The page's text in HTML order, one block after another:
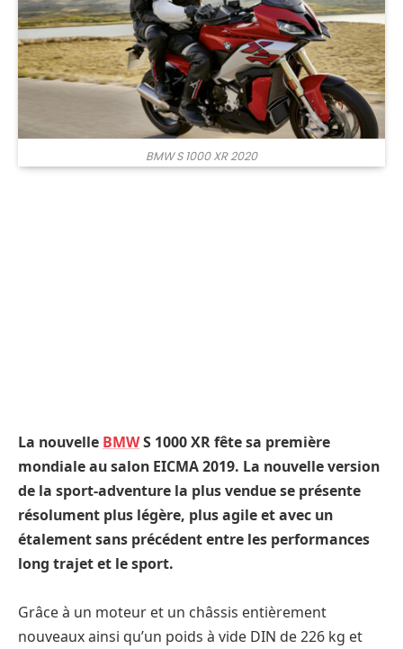
BMW S 1000 XR 2020
La nouvelle BMWS 1000 XR fête sa première
mondiale au salon EICMA 2019. La nouvelle version
de la sport-adventure la plus vendue se présente
résolument plus légère, plus agile et avec un
étalement sans précédent entre les performances
long trajet et le sport.
Grâce à un moteur et un châssis entièrement
nouveaux ainsi qu’un poids à vide DIN de 226 kg et